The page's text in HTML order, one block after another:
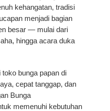
kehangatan, tradisi
menjadi bagian
besar — mulai dari
hingga acara duka
toko bunga papan di
cepat tanggap, dan
Bunga
memenuhi kebutuhan